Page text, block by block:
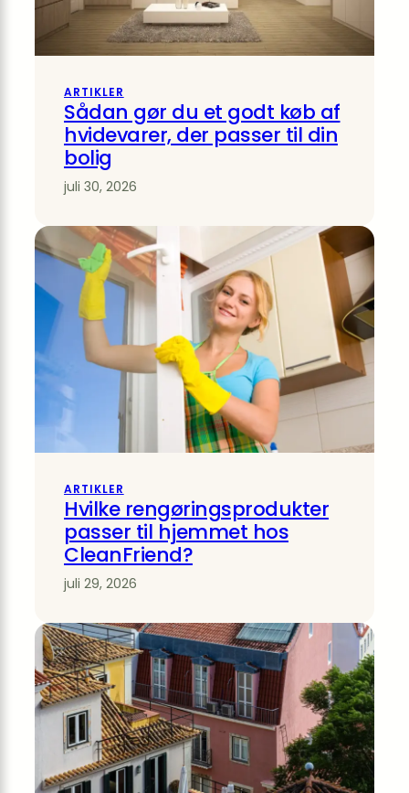
ARTIKLER
Sådan gør du et godt køb af
hvidevarer, der passer til din
bolig
juli 30, 2026
ARTIKLER
Hvilke rengøringsprodukter
passer til hjemmet hos
CleanFriend?
juli 29, 2026